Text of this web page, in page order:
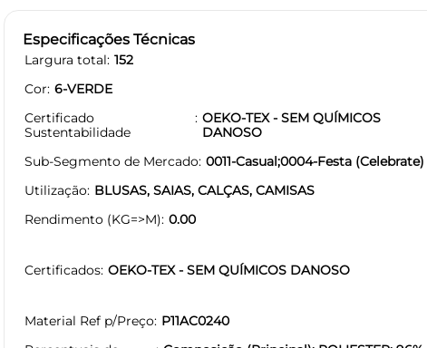
Especificações Técnicas
Largura total 152
Cor 6-VERDE
Certificado
Sustentabilidade
OEKO-TEX - SEM QUÍMICOS
DANOSO
Sub-Segmento de Mercado 0011-Casual;0004-Festa (Celebrate)
Utilização BLUSAS, SAIAS, CALÇAS, CAMISAS
Rendimento (KG=>M) 0.00
Certificados OEKO-TEX - SEM QUÍMICOS DANOSO
Material Ref p/Preço P11AC0240